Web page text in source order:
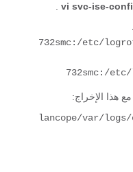
vi svc-ise-
732smc:/etc/
732smc:/
هذا الإخراج: